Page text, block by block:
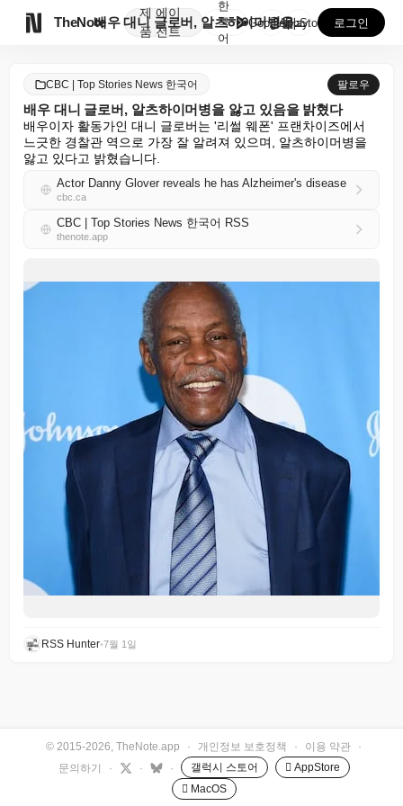
TheNote
제
품
에이
전트
배우 대니 글로버, 알츠하이머병을 앓고 있음을 밝혔다
한
국
어
GooglePlay
AppStore 로그인
CBC | Top Stories News 한국어 팔로우
배우 대니 글로버, 알츠하이머병을 앓고 있음을 밝혔다
배우이자 활동가인 대니 글로버는 '리썰 웨폰' 프랜차이즈에서
느긋한 경찰관 역으로 가장 잘 알려져 있으며, 알츠하이머병을
앓고 있다고 밝혔습니다.
Actor Danny Glover reveals he has Alzheimer's disease
cbc.ca
CBC | Top Stories News 한국어 RSS
thenote.app
RSS Hunter•7월 1일
© 2015-2026, TheNote.app · 개인정보 보호정책 · 이용 약관
·
문의하기
· · · 갤럭시 스토어
 AppStore
 MacOS